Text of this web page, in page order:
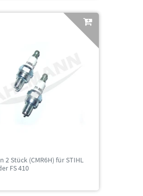
2 Stück (CMR6H) für STIHL
FS 410